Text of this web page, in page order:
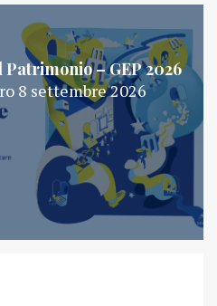
– GEP 2026
8 settembre 2026